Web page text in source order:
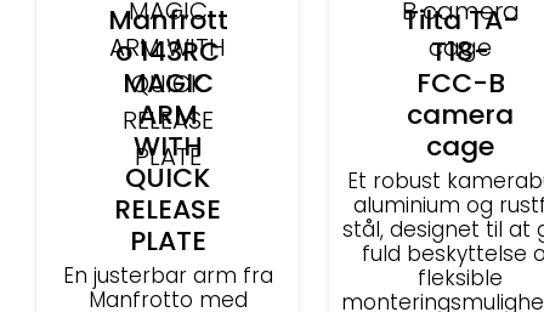
Manfrott
o 143RC
MAGIC
ARM
WITH
QUICK
RELEASE
PLATE
En justerbar arm fra
Manfrotto med
Tilta TA-
T18-
FCC-B
camera
cage
Et robust
aluminium og
stål, designet til at
fuld beskyttelse
fleksible